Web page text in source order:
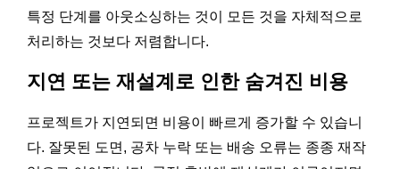
특정 단계를 아웃소싱하는 것이 모든 것을 자체적으로
처리하는 것보다 저렴합니다.
지연 또는 재설계로 인한 숨겨진 비용
프로젝트가 지연되면 비용이 빠르게 증가할 수 있습니
다. 잘못된 도면, 공차 누락 또는 배송 오류는 종종 재작